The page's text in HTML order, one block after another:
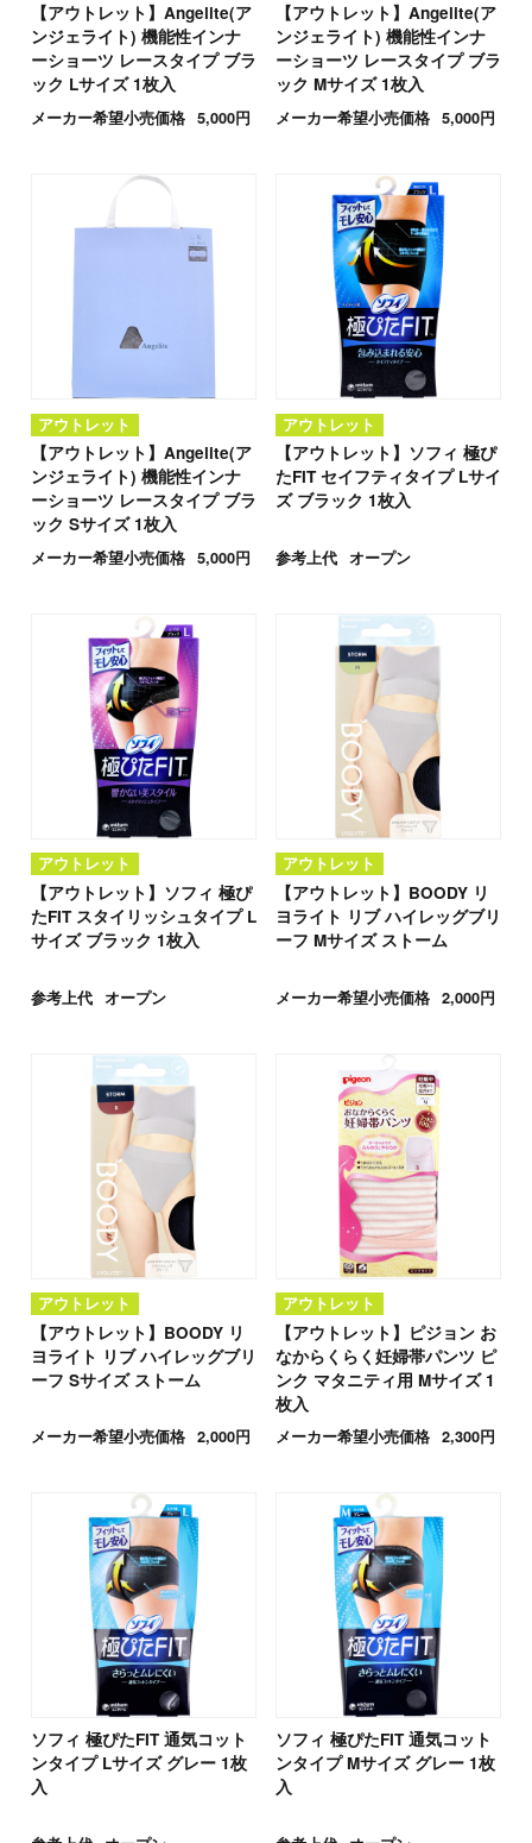
【アウトレット】Angelite(ア
ンジェライト) 機能性インナ
ーショーツ レースタイプ ブラ
ック Lサイズ 1枚入
メーカー希望小売価格 5,000円
【アウトレット】Angelite(ア
ンジェライト) 機能性インナ
ーショーツ レースタイプ ブラ
ック Mサイズ 1枚入
メーカー希望小売価格 5,000円
アウトレット
【アウトレット】Angelite(ア
ンジェライト) 機能性インナ
ーショーツ レースタイプ ブラ
ック Sサイズ 1枚入
メーカー希望小売価格 5,000円
アウトレット
【アウトレット】ソフィ 極ぴ
たFIT セイフティタイプ Lサイ
ズ ブラック 1枚入
参考上代 オープン
アウトレット
【アウトレット】ソフィ 極ぴ
たFIT スタイリッシュタイプ L
サイズ ブラック 1枚入
参考上代 オープン
アウトレット
【アウトレット】BOODY リ
ヨライト リブ ハイレッグブリ
ーフ Mサイズ ストーム
メーカー希望小売価格 2,000円
アウトレット
【アウトレット】BOODY リ
ヨライト リブ ハイレッグブリ
ーフ Sサイズ ストーム
メーカー希望小売価格 2,000円
アウトレット
【アウトレット】ピジョン お
なからくらく妊婦帯パンツ ピ
ンク マタニティ用 Mサイズ 1
枚入
メーカー希望小売価格 2,300円
ソフィ 極ぴたFIT 通気コット
ンタイプ Lサイズ グレー 1枚
入
ソフィ 極ぴたFIT 通気コット
ンタイプ Mサイズ グレー 1枚
入